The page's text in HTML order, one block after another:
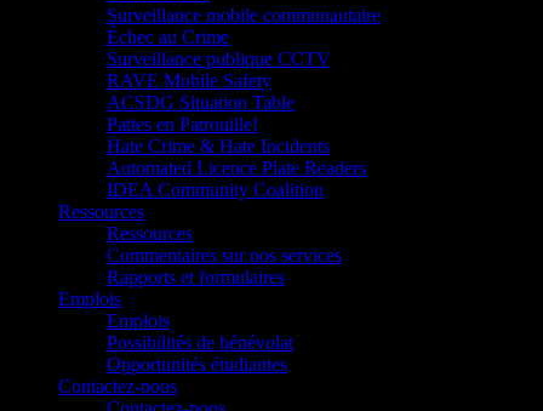
Surveillance mobile communautaire
Échec au Crime
Surveillance publique CCTV
RAVE Mobile Safety
ACSDG Situation Table
Pattes en Patrouille!
Hate Crime & Hate Incidents
Automated Licence Plate Readers
IDEA Community Coalition
Ressources
Ressources
Commentaires sur nos services
Rapports et formulaires
Emplois
Emplois
Possibilités de bénévolat
Opportunités étudiantes
Contactez-nous